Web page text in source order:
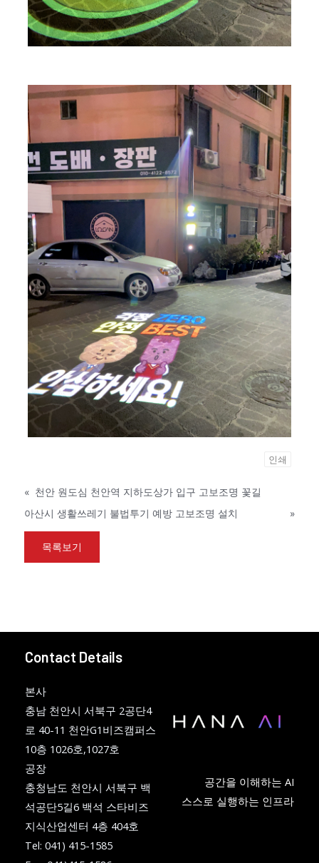
인쇄
« 천안 원도심 천안역 지하도상가 입구 고보조명 꽃길
아산시 생활쓰레기 불법투기 예방 고보조명 설치
»
목록보기
Contact Details
본사
충남 천안시 서북구 2공단4
로 40-11 천안G1비즈캠퍼스
10층 1026호,1027호
공장
충청남도 천안시 서북구 백
석공단5길6 백석 스타비즈
지식산업센터 4층 404호
Tel: 041) 415-1585
공간을 이해하는 AI
스스로 실행하는 인프라